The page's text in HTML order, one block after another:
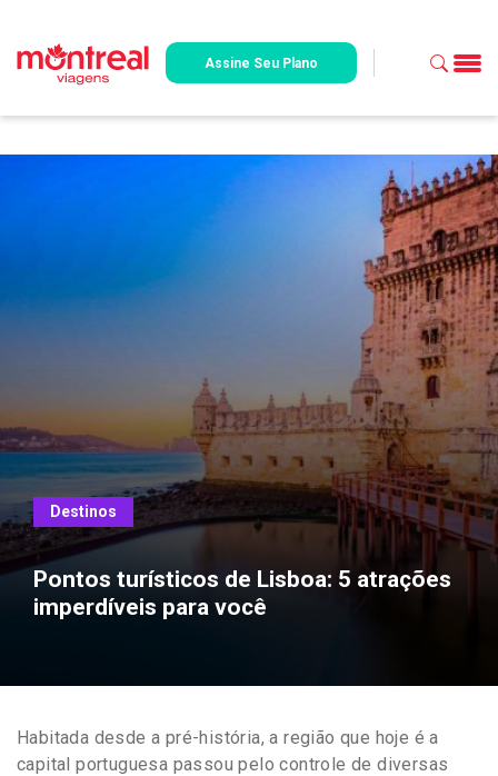
Assine Seu Plano
Destinos
Pontos turísticos de Lisboa: 5 atrações
imperdíveis para você
Habitada desde a pré-história, a região que hoje é a
capital portuguesa passou pelo controle de diversas